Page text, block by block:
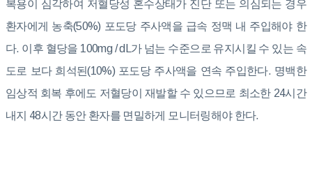
복용이 심각하여 저혈당성 혼수상태가 진단 또는 의심되는 경우
환자에게 농축(50%) 포도당 주사액을 급속 정맥 내 주입해야 한
다. 이후 혈당을 100mg / dL가 넘는 수준으로 유지시킬 수 있는 속
도로 보다 희석된(10%) 포도당 주사액을 연속 주입한다. 명백한
임상적 회복 후에도 저혈당이 재발할 수 있으므로 최소한 24시간
내지 48시간 동안 환자를 면밀하게 모니터링해야 한다.